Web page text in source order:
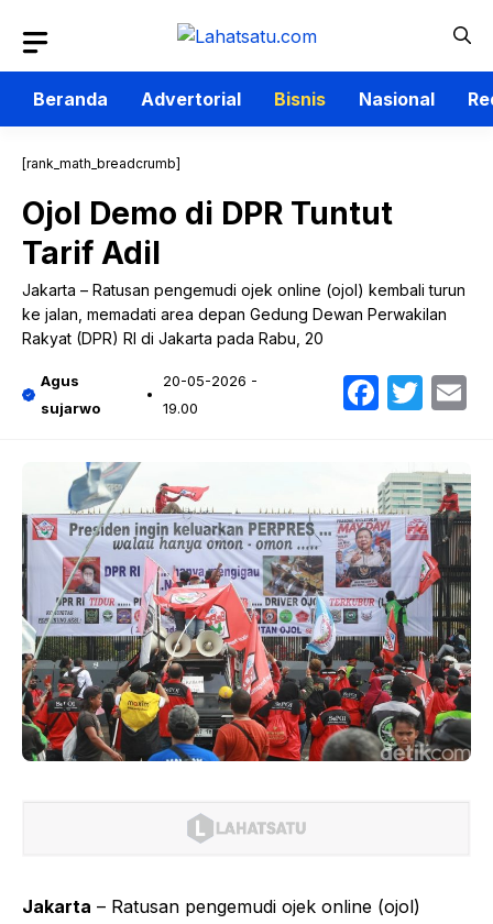
isi
Beranda
Advertorial Bisnis Nasional
[rank_math_breadcrumb]
Ojol Demo di DPR Tuntut
Tarif Adil
Jakarta – Ratusan pengemudi ojek online (ojol) kembali turun
ke jalan, memadati area depan Gedung Dewan Perwakilan
Rakyat (DPR) RI di Jakarta pada Rabu, 20
Agus
sujarwo
20-05-2026 -
19.00
Jakarta – Ratusan pengemudi ojek online (ojol)